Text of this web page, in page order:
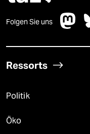
Folgen Sie uns
Ressorts
Politik
Öko